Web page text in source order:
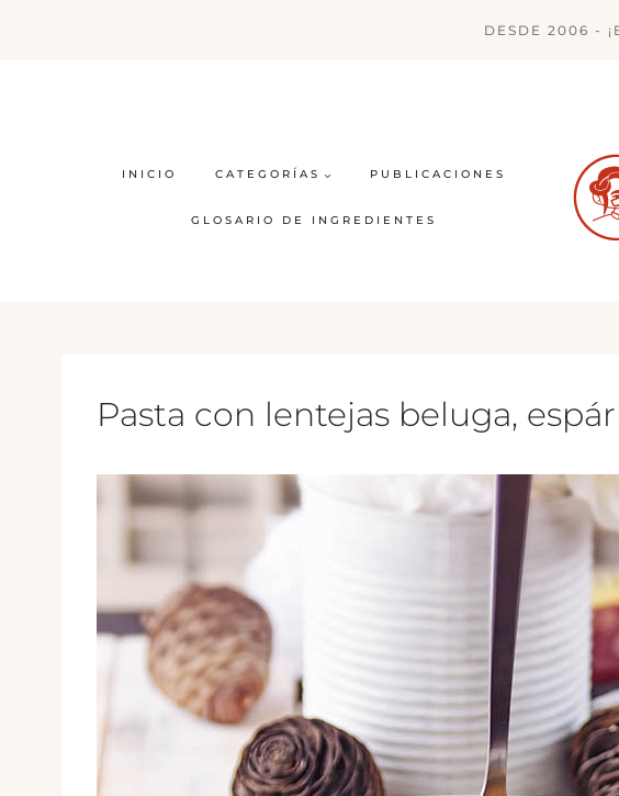
DESDE 2006 -
INICIO CATEGORÍAS PUBLICACIONES
GLOSARIO DE INGREDIENTES
Pasta con lentejas beluga,